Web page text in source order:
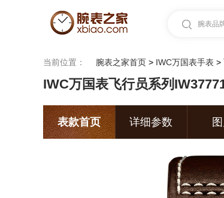
腕表品
当前位置： 腕表之家首页 > IWC万国表手表 >
IWC万国表飞行员系列
表款首页 详细参数